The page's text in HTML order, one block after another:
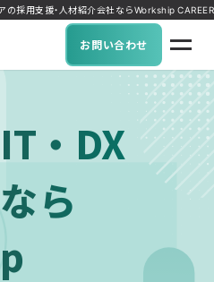
採用支援・人材紹介会社ならWorkship CAREER
お問い合わせ
・DX
ら